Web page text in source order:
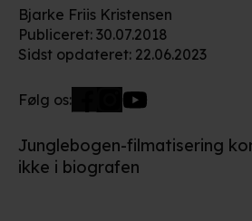
Bjarke Friis Kristensen
Publiceret: 30.07.2018
Sidst opdateret: 22.06.2023
Følg os:
Junglebogen-filmatisering
ikke i biografen